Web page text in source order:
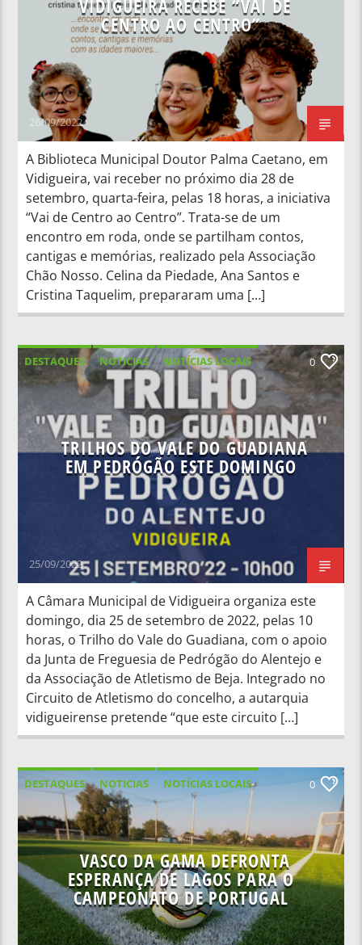
VIDIGUEIRA RECEBE “VAI DE
CENTRO AO CENTRO”
26/09/2022
A Biblioteca Municipal Doutor Palma Caetano, em
Vidigueira, vai receber no próximo dia 28 de
setembro, quarta-feira, pelas 18 horas, a iniciativa
“Vai de Centro ao Centro”. Trata-se de um
encontro em roda, onde se partilham contos,
cantigas e memórias, realizado pela Associação
Chão Nosso. Celina da Piedade, Ana Santos e
Cristina Taquelim, prepararam uma […]
DESTAQUES NOTICIAS
NOTÍCIAS LOCAIS
NOTÍCIAS NACIONAIS
0
TRILHOS DO VALE DO GUADIANA
EM PEDRÓGÃO ESTE DOMINGO
25/09/2022
A Câmara Municipal de Vidigueira organiza este
domingo, dia 25 de setembro de 2022, pelas 10
horas, o Trilho do Vale do Guadiana, com o apoio
da Junta de Freguesia de Pedrógão do Alentejo e
da Associação de Atletismo de Beja. Integrado no
Circuito de Atletismo do concelho, a autarquia
vidigueirense pretende “que este circuito […]
DESTAQUES NOTICIAS
NOTÍCIAS LOCAIS
NOTÍCIAS NACIONAIS
0
VASCO DA GAMA DEFRONTA
ESPERANÇA DE LAGOS PARA O
CAMPEONATO DE PORTUGAL